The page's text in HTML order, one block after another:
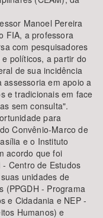
Manoel Pereira
FIA, a professora
com pesquisadores
políticos, a partir do
de sua incidência
assessoria em apoio a
e tradicionais em face
sem consulta".
para
Convênio-Marco de
e o Instituto
acordo que foi
Centro de Estudos
unidades de
(PPGDH - Programa
e Cidadania e NEP -
Humanos) e